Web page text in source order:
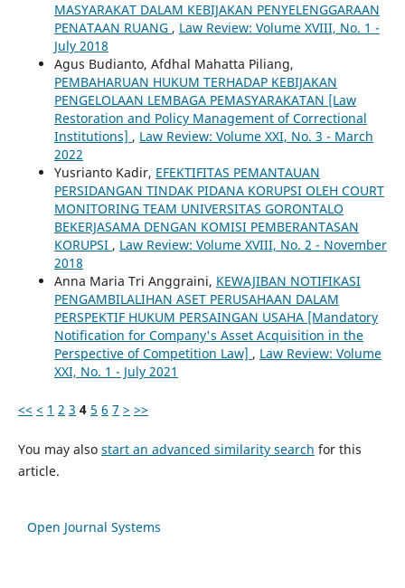
MASYARAKAT DALAM KEBIJAKAN PENYELENGGARAAN
PENATAAN RUANG , Law Review: Volume XVIII, No. 1 -
July 2018
Agus Budianto, Afdhal Mahatta Piliang,
PEMBAHARUAN HUKUM TERHADAP KEBIJAKAN
PENGELOLAAN LEMBAGA PEMASYARAKATAN [Law
Restoration and Policy Management of Correctional
Institutions] , Law Review: Volume XXI, No. 3 - March
2022
Yusrianto Kadir, EFEKTIFITAS PEMANTAUAN
PERSIDANGAN TINDAK PIDANA KORUPSI OLEH COURT
MONITORING TEAM UNIVERSITAS GORONTALO
BEKERJASAMA DENGAN KOMISI PEMBERANTASAN
KORUPSI , Law Review: Volume XVIII, No. 2 - November
2018
Anna Maria Tri Anggraini, KEWAJIBAN NOTIFIKASI
PENGAMBILALIHAN ASET PERUSAHAAN DALAM
PERSPEKTIF HUKUM PERSAINGAN USAHA [Mandatory
Notification for Company's Asset Acquisition in the
Perspective of Competition Law] , Law Review: Volume
XXI, No. 1 - July 2021
<< < 1 2 3 4 5 6 7 > >>
You may also start an advanced similarity search for this
article.
Open Journal Systems